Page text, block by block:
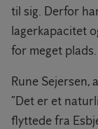
til sig. Derfor
lagerkapacitet
for meget
Rune Sejersen,
”Det er et
flyttede fra